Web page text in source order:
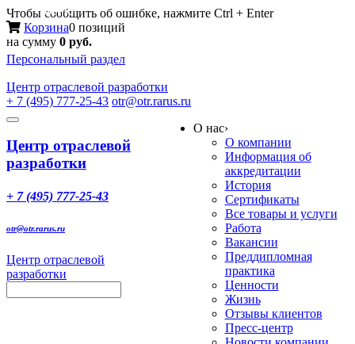
Чтобы сообщить об ошибке, нажмите Ctrl + Enter
Корзина0 позиций
на сумму 0 руб.
Персональный раздел
Центр отраслевой разработки
+ 7 (495) 777-25-43 otr@otr.rarus.ru
Toggle
Меню
Центр отраслевой
разработки
+ 7 (495) 777-25-43
otr@otr.rarus.ru
Центр отраслевой
разработки
О нас›
О компании
Информация об
аккредитации
История
Сертификаты
Все товары и услуги
Работа
Вакансии
Преддипломная
практика
Ценности
Жизнь
Отзывы клиентов
Пресс-центр